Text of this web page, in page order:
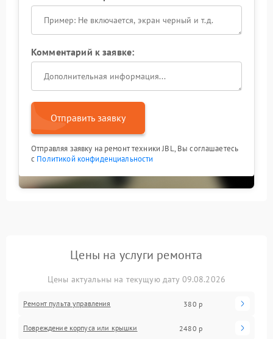
Комментарий к заявке:
Отправить заявку
Отправляя заявку на ремонт техники JBL, Вы соглашаетесь
с Политикой конфиденциальности
Цены на услуги ремонта
Цены актуальны на текущую дату 09.08.2026
Ремонт пульта управления 380 р
Повреждение корпуса или крышки 2480 р